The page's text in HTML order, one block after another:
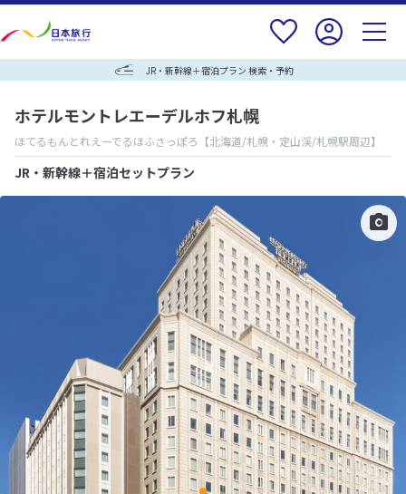
JR・新幹線＋宿泊プラン 検索・予約
ホテルモントレエーデルホフ札幌
ほてるもんとれえーでるほふさっぽろ 【北海道/札幌・定山渓/札幌駅周辺】
JR・新幹線＋宿泊セットプラン